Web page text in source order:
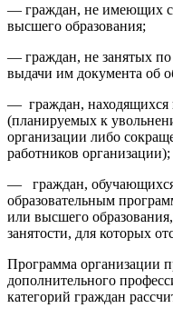
— граждан, не имеющих
высшего образования;
— граждан, не занятых по
выдачи им документа об
— граждан, находящихся
(планируемых к
организации либо
работников организации);
— граждан, обучающихся
образовательным
или высшего
занятости, для которых
Программа организации
дополнительного
категорий граждан